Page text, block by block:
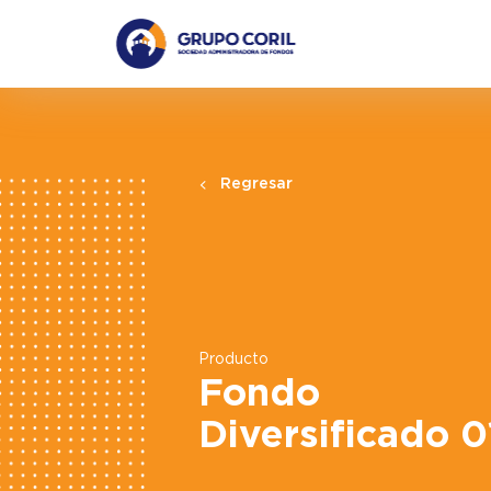
Regresar
Producto
Fondo
Diversificado